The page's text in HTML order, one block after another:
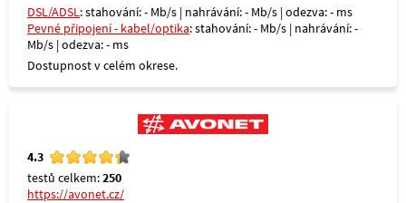
DSL/ADSL: stahování: - Mb/s | nahrávání: - Mb/s | odezva: - ms
Pevné připojení - kabel/optika: stahování: - Mb/s | nahrávání: -
Mb/s | odezva: - ms
Dostupnost v celém okrese.
4.3
testů celkem:250
https://avonet.cz/